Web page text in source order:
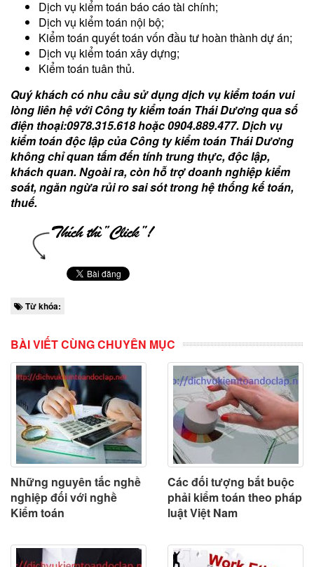
Dịch vụ kiểm toán báo cáo tài chính;
Dịch vụ kiểm toán nội bộ;
Kiểm toán quyết toán vốn đầu tư hoàn thành dự án;
Dịch vụ kiểm toán xây dựng;
Kiểm toán tuân thủ.
Quý khách có nhu cầu sử dụng dịch vụ kiểm toán vui
lòng liên hệ với Công ty kiểm toán Thái Dương qua số
điện thoại:0978.315.618 hoặc 0904.889.477. Dịch vụ
kiểm toán độc lập của Công ty kiểm toán Thái Dương
không chỉ quan tấm đến tính trung thực, độc lập,
khách quan. Ngoài ra, còn hỗ trợ doanh nghiệp kiểm
soát, ngăn ngừa rủi ro sai sót trong hệ thống kế toán,
thuế.
Từ khóa:
BÀI VIẾT CÙNG CHUYÊN MỤC
Những nguyên tắc nghề
nghiệp đối với nghề
Kiểm toán
Các đối tượng bắt buộc
phải kiểm toán theo pháp
luật Việt Nam